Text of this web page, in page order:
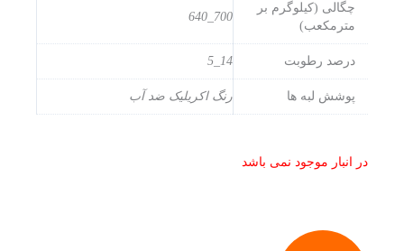
چگالی (کیلوگرم بر
مترمکعب)
700_640
درصد رطوبت 14_5
پوشش لبه ها رنگ اکریلیک ضد آب
در انبار موجود نمی باشد